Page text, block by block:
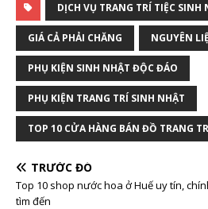
DỊCH VỤ TRANG TRÍ TIỆC SINH
GIÁ CẢ PHẢI CHĂNG NGUYÊN
PHỤ KIỆN SINH NHẬT ĐỘC ĐÁO
PHỤ KIỆN TRANG TRÍ SINH NHẬT
TOP 10 CỬA HÀNG BÁN ĐỒ TRANG
TRƯỚC ĐÓ
Top 10 shop nước hoa ở Huế uy tín,
tìm đến